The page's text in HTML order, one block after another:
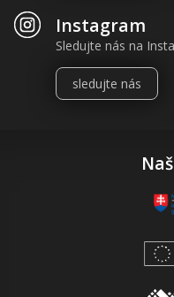
Instagram
Sledujte nás na
sledujte nás